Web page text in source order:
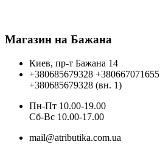
Магазин на Бажана
Киев, пр-т Бажана 14
+380685679328 +380667071655
+380685679328 (вн. 1)
Пн-Пт 10.00-19.00
Cб-Вс 10.00-17.00
mail@atributika.com.ua